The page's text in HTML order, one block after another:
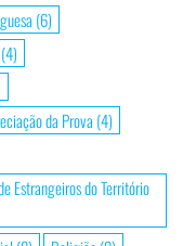
(6)
(4)
da Prova (4)
Estrangeiros do Território